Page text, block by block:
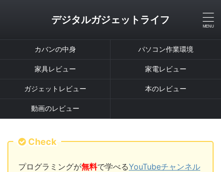
デジタルガジェットライフ
カバンの中身 パソコン作業環境
家具レビュー 家電レビュー
ガジェットレビュー 本のレビュー
動画のレビュー
Check
プログラミングが無料で学べるYouTubeチャンネル